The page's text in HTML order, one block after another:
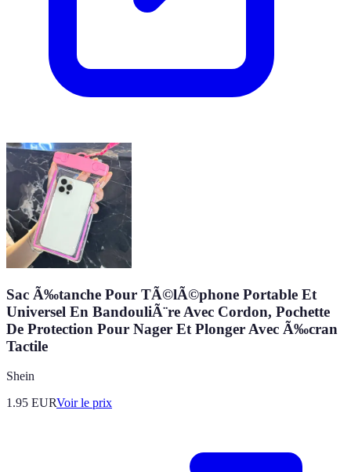
Sac Ã‰tanche Pour TÃ©lÃ©phone Portable Et
Universel En BandouliÃ¨re Avec Cordon, Pochette
De Protection Pour Nager Et Plonger Avec Ã‰cran
Tactile
Shein
1.95 EURVoir le prix